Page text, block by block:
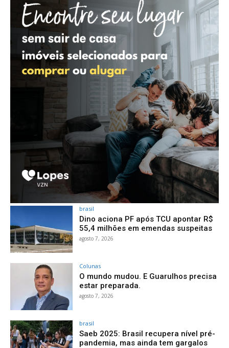
brasil
Dino aciona PF após TCU apontar R$
55,4 milhões em emendas suspeitas
agosto 7, 2026
Colunas
O mundo mudou. E Guarulhos precisa
estar preparada.
agosto 7, 2026
brasil
Saeb 2025: Brasil recupera nível pré-
pandemia, mas ainda tem gargalos